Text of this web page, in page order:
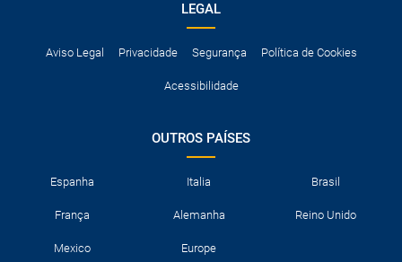
LEGAL
Aviso Legal Privacidade Segurança Política de Cookies
Acessibilidade
OUTROS PAÍSES
Espanha Italia Brasil
França Alemanha Reino Unido
Mexico Europe